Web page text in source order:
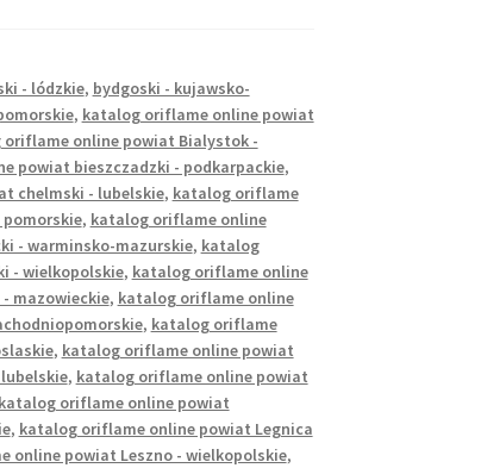
- lódzkie, bydgoski - kujawsko-
, katalog oriflame online powiat
oriflame online powiat Bialystok -
powiat bieszczadzki - podkarpackie,
chelmski - lubelskie, katalog oriflame
, katalog oriflame online
- warminsko-mazurskie, katalog
- wielkopolskie, katalog oriflame online
mazowieckie, katalog oriflame online
, katalog oriflame
, katalog oriflame online powiat
, katalog oriflame online powiat
katalog oriflame online powiat
, katalog oriflame online powiat Legnica
online powiat Leszno - wielkopolskie,